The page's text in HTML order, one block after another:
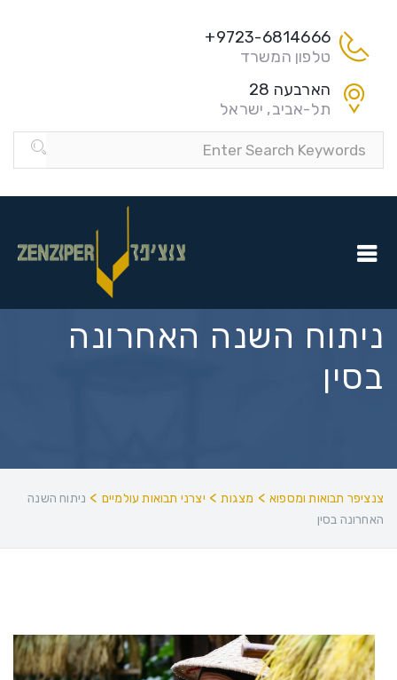
9723-6814666+
טלפון המשרד
הארבעה 28
תל-אביב, ישראל
ניתוח השנה האחרונה
בסין
צנציפר תבואות ומספוא > מצגות> יצרני תבואות עולמיים > ניתוח השנה
האחרונה בסין